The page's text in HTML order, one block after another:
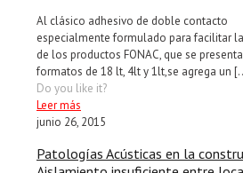
Al clásico adhesivo de doble contacto
especialmente formulado para facilitar
de los productos FONAC, que se
formatos de 18 lt, 4lt y 1lt,se agrega un
Do you like it?
Leer más
junio 26, 2015
Patologías Acústicas en la